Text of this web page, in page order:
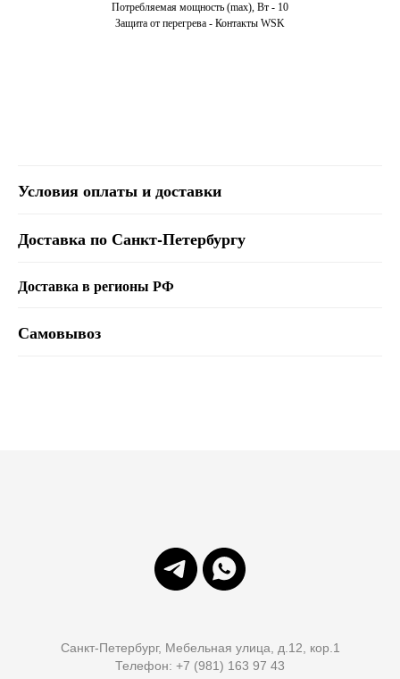
Потребляемая мощность (max), Вт - 10
Защита от перегрева - Контакты WSK
Условия оплаты и доставки
Доставка по Санкт-Петербургу
Доставка в регионы РФ
Самовывоз
Санкт-Петербург, Мебельная улица, д.12, кор.1
Телефон: +7 (981) 163 97 43